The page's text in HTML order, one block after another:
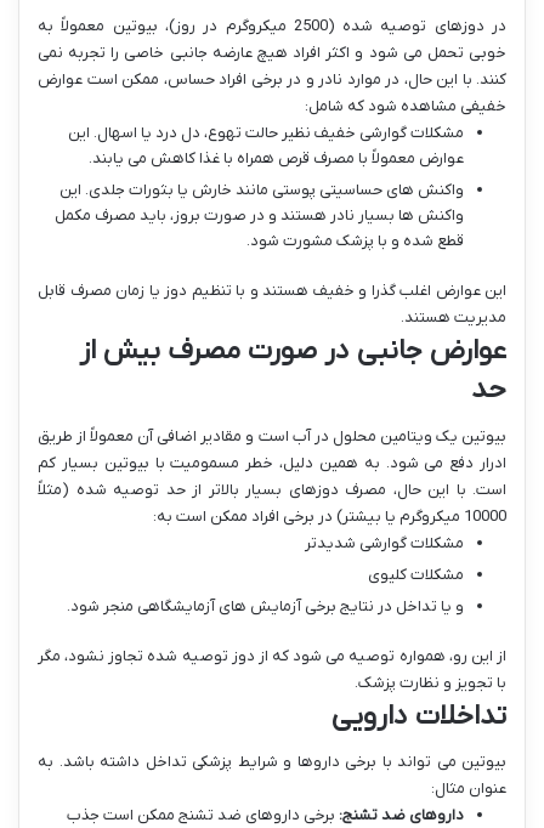
در دوزهای توصیه شده (2500 میکروگرم در روز)، بیوتین معمولاً به
خوبی تحمل می شود و اکثر افراد هیچ عارضه جانبی خاصی را تجربه نمی
کنند. با این حال، در موارد نادر و در برخی افراد حساس، ممکن است عوارض
خفیفی مشاهده شود که شامل:
مشکلات گوارشی خفیف نظیر حالت تهوع، دل درد یا اسهال. این
عوارض معمولاً با مصرف قرص همراه با غذا کاهش می یابند.
واکنش های حساسیتی پوستی مانند خارش یا بثورات جلدی. این
واکنش ها بسیار نادر هستند و در صورت بروز، باید مصرف مکمل
قطع شده و با پزشک مشورت شود.
این عوارض اغلب گذرا و خفیف هستند و با تنظیم دوز یا زمان مصرف قابل
مدیریت هستند.
عوارض جانبی در صورت مصرف بیش از
حد
بیوتین یک ویتامین محلول در آب است و مقادیر اضافی آن معمولاً از طریق
ادرار دفع می شود. به همین دلیل، خطر مسمومیت با بیوتین بسیار کم
است. با این حال، مصرف دوزهای بسیار بالاتر از حد توصیه شده (مثلاً
10000 میکروگرم یا بیشتر) در برخی افراد ممکن است به:
مشکلات گوارشی شدیدتر
مشکلات کلیوی
و یا تداخل در نتایج برخی آزمایش های آزمایشگاهی منجر شود.
از این رو، همواره توصیه می شود که از دوز توصیه شده تجاوز نشود، مگر
با تجویز و نظارت پزشک.
تداخلات دارویی
بیوتین می تواند با برخی داروها و شرایط پزشکی تداخل داشته باشد. به
عنوان مثال:
داروهای ضد تشنج: برخی داروهای ضد تشنج ممکن است جذب